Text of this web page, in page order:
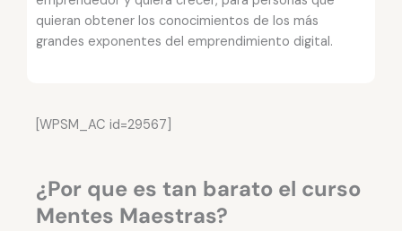
quieran obtener los conocimientos de los más
grandes exponentes del emprendimiento digital.
[WPSM_AC id=29567]
¿Por que es tan barato el curso
Mentes Maestras?